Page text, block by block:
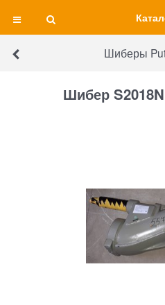
Шиберы
Шибер